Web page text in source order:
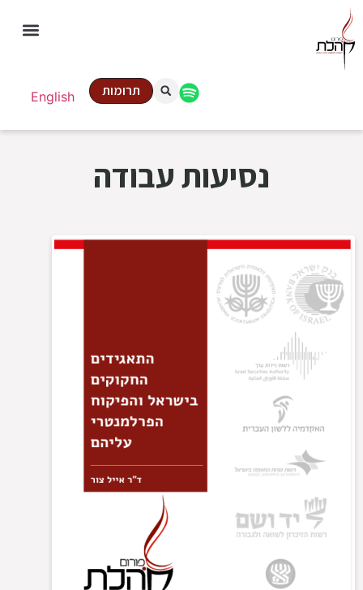
English תרומות
נסיעות עבודה